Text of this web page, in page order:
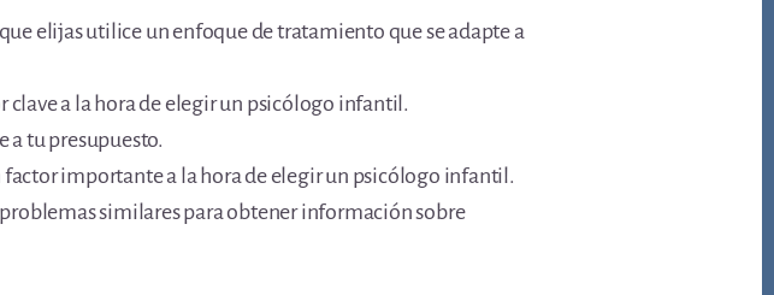
elijas utilice un enfoque de tratamiento que se adapte a
a la hora de elegir un psicólogo infantil.
a tu presupuesto.
importante a la hora de elegir un psicólogo infantil.
similares para obtener información sobre